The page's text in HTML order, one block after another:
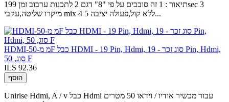
תיאור : 1 זה סובבים על פי "8" דגם 2 לתכנות ערבוב זמן 199sec 3
מיקרו שליטה,עקבי mix 4 ללא קול,פעולה יציבה 5...
HDMI-מ מ-50F כבל HDMI - 19 Pin, Hdmi, סוג זכר - 19 Pin, Hdmi,
סוג, 50 F
ILS 92.36
הוסף
Unirise Hdmi, A / v כבל Hdmi עבור מכשיר אודיו / וידאו 50 מטרים